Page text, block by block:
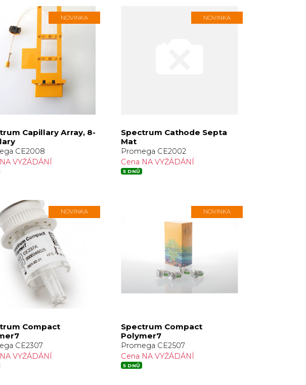
Capillary Array, 8-
CE2008
VYŽÁDÁNÍ
NOVINKA
Spectrum Cathode Septa
Mat
Promega CE2002
Cena NA VYŽÁDÁNÍ
5 DNŮ
NOVINKA
Compact
CE2307
VYŽÁDÁNÍ
NOVINKA
Spectrum Compact
Polymer7
Promega CE2507
Cena NA VYŽÁDÁNÍ
5 DNŮ
NOVINKA